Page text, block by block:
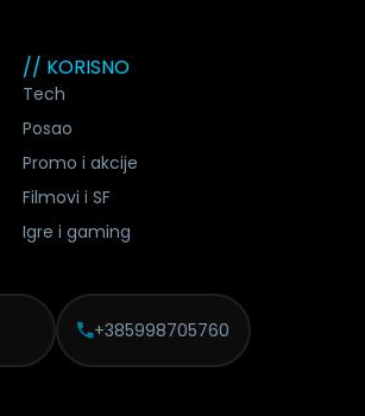
// KORISNO
Tech
Posao
Promo i akcije
Filmovi i SF
Igre i gaming
+385998705760